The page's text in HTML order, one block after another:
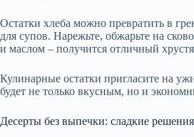
Остатки хлеба можно превратить в
для супов. Нарежьте, обжарьте на
и маслом – получится отличный
Кулинарные остатки пригласите на
будет не только вкусным, но и
Десерты без выпечки: сладкие